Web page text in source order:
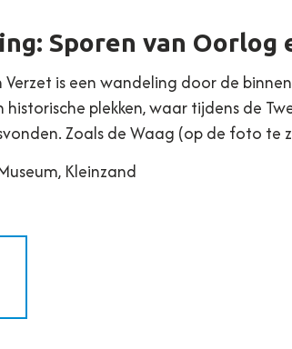
Sporen van Oorlog
is een wandeling door de
historische plekken, waar tijdens de
Zoals de Waag (op de foto
Kleinzand